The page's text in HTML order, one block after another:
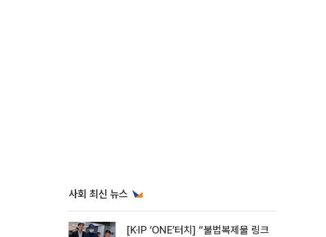
사회 최신 뉴스
[K·IP ‘ONE’터치] “불법복제물 링크